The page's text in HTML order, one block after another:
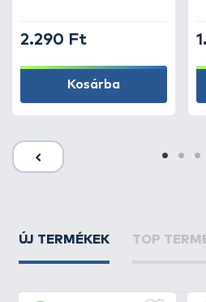
2.290 Ft
Kosárba
ÚJ TERMÉKEK TOP